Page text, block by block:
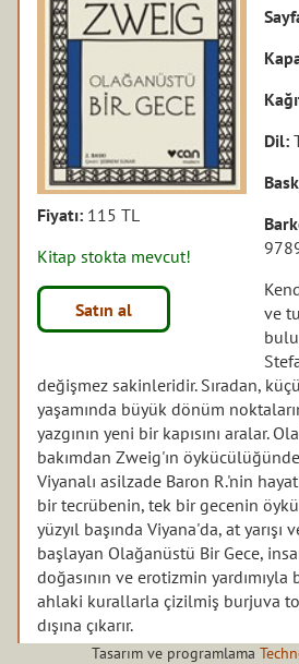
Fiyatı: 115 TL
Kitap stokta mevcut!
Satın al
Dil:
ve
değişmez sakinleridir. Sıradan,
yaşamında büyük dönüm
yazgının yeni bir kapısını aralar.
bakımdan Zweig'ın
Viyanalı asilzade Baron R.'nin
bir tecrübenin, tek bir gecenin
yüzyıl başında Viyana'da, at yarışı
başlayan Olağanüstü Bir Gece,
doğasının ve erotizmin yardımıyla
ahlaki kurallarla çizilmiş burjuva
dışına çıkarır.
Tasarım ve programlama